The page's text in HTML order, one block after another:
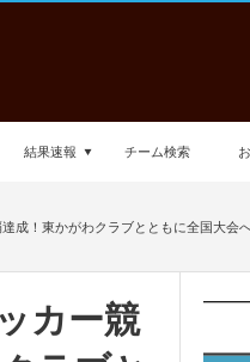
結果速報 チーム検索
成！東かがわクラブとともに全国大会
カー競